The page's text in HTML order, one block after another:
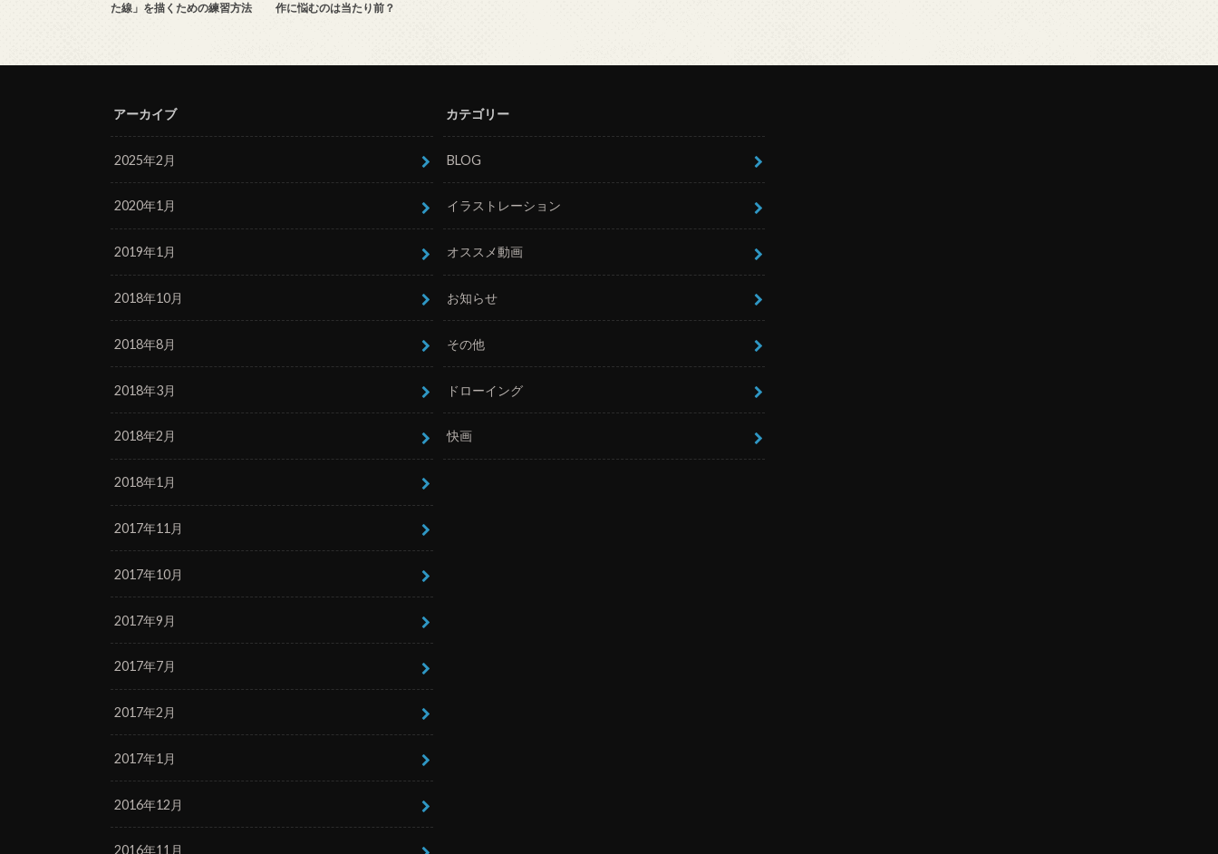
た線」を描くための練習方法
作に悩むのは当たり前？
アーカイブ
2025年2月
2020年1月
2019年1月
2018年10月
2018年8月
2018年3月
2018年2月
2018年1月
2017年11月
2017年10月
2017年9月
2017年7月
2017年2月
2017年1月
2016年12月
2016年11月
カテゴリー
BLOG
イラストレーション
オススメ動画
お知らせ
その他
ドローイング
快画